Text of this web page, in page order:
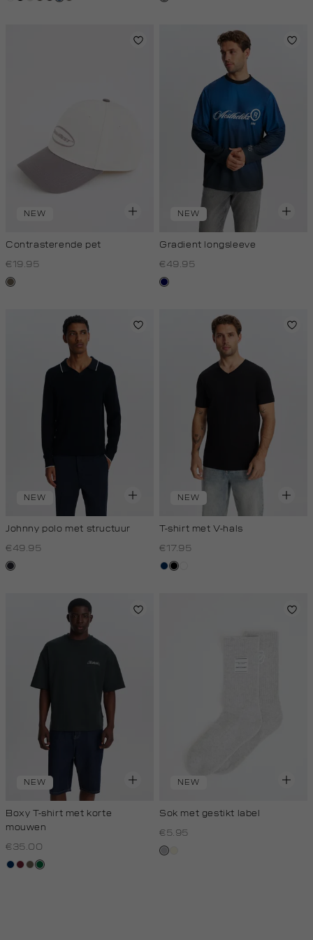
NEW
Contrasterende pet
€19.95
middenbruin
NEW
Gradient longsleeve
€49.95
blauw
NEW
Johnny polo met structuur
€49.95
blauw,
NEW
T-shirt met V-hals
€17.95
donkerblauw
zwart
NEW
Boxy T-shirt met korte
mouwen
€35.00
donkerblauw
bordeaux
lichtbruin
donkergroen
NEW
Sok met gestikt label
€5.95
grijs,